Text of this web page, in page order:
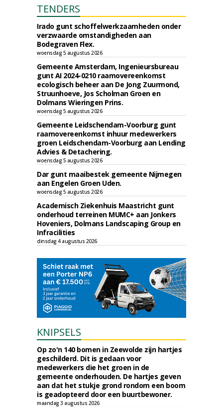
TENDERS
Irado gunt schoffelwerkzaamheden onder
verzwaarde omstandigheden aan
Bodegraven Flex.
woensdag 5 augustus 2026
Gemeente Amsterdam, Ingenieursbureau
gunt AI 2024-0210 raamovereenkomst
ecologisch beheer aan De Jong Zuurmond,
Struunhoeve, Jos Scholman Groen en
Dolmans Wieringen Prins.
woensdag 5 augustus 2026
Gemeente Leidschendam-Voorburg gunt
raamovereenkomst inhuur medewerkers
groen Leidschendam-Voorburg aan Lending
Advies & Detachering.
woensdag 5 augustus 2026
Dar gunt maaibestek gemeente Nijmegen
aan Engelen Groen Uden.
woensdag 5 augustus 2026
Academisch Ziekenhuis Maastricht gunt
onderhoud terreinen MUMC+ aan Jonkers
Hoveniers, Dolmans Landscaping Group en
Infracilities
dinsdag 4 augustus 2026
KNIPSELS
Op zo'n 140 bomen in Zeewolde zijn hartjes
geschilderd. Dit is gedaan voor
medewerkers die het groen in de
gemeente onderhouden. De hartjes geven
aan dat het stukje grond rondom een boom
is geadopteerd door een buurtbewoner.
maandag 3 augustus 2026